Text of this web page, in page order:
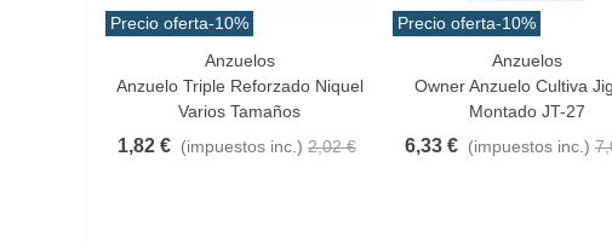
Precio oferta-10%
FavoritoAnzuelos
Anzuelo Triple Reforzado Niquel
Varios Tamaños
1,82 € (impuestos inc.) 2,02 €
Precio oferta-10%
FavoritoAnzuelos
Owner Anzuelo Cultiva
Montado JT-27
6,33 € (impuestos inc.)